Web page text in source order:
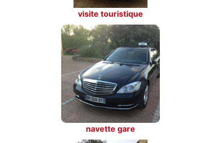
visite touristique
navette gare